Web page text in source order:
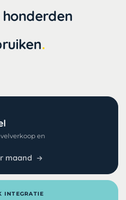
en
maand
INTEGRATIE